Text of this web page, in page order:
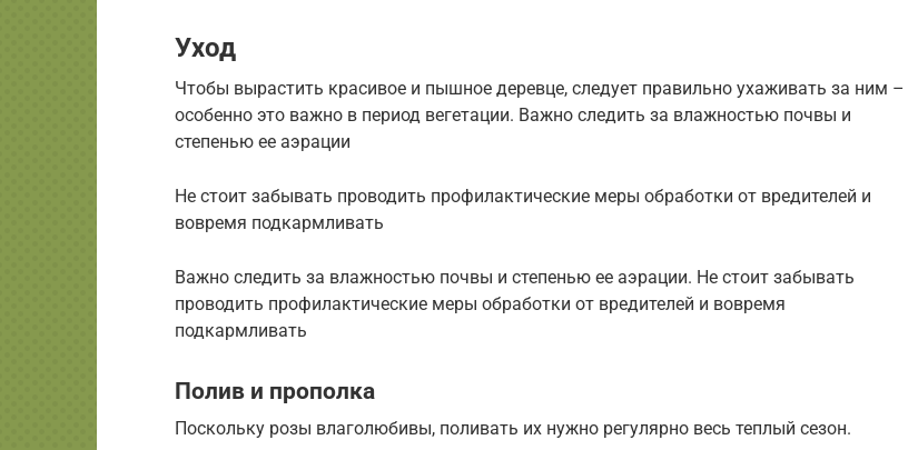
Уход
Чтобы вырастить красивое и пышное деревце, следует правильно ухаживать за ним –
особенно это важно в период вегетации. Важно следить за влажностью почвы и
степенью ее аэрации
Не стоит забывать проводить профилактические меры обработки от вредителей и
вовремя подкармливать
Важно следить за влажностью почвы и степенью ее аэрации. Не стоит забывать
проводить профилактические меры обработки от вредителей и вовремя
подкармливать
Полив и прополка
Поскольку розы влаголюбивы, поливать их нужно регулярно весь теплый сезон.